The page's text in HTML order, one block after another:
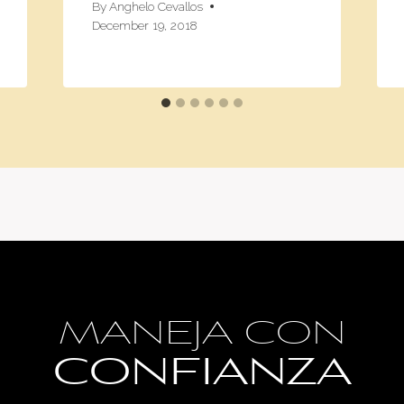
By Anghelo Cevallos
December 19, 2018
MANEJA CON
CONFIANZA